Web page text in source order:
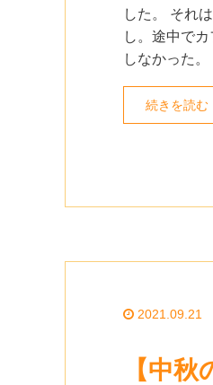
した。 それ
し。途中で
しなかった
続きを読む
2021.09.21
【中